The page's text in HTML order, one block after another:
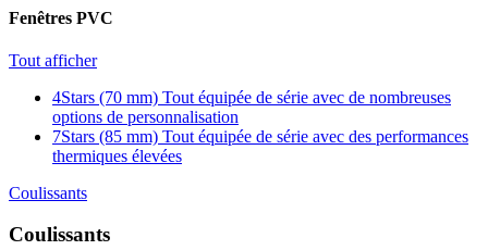
Fenêtres PVC
Tout afficher
4Stars (70 mm) Tout équipée de série avec de nombreuses
options de personnalisation
7Stars (85 mm) Tout équipée de série avec des performances
thermiques élevées
Coulissants
Coulissants